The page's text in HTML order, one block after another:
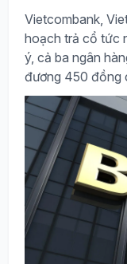
Vietcombank,
hoạch trả cổ tức
ý, cả ba ngân
đương 450 đồng